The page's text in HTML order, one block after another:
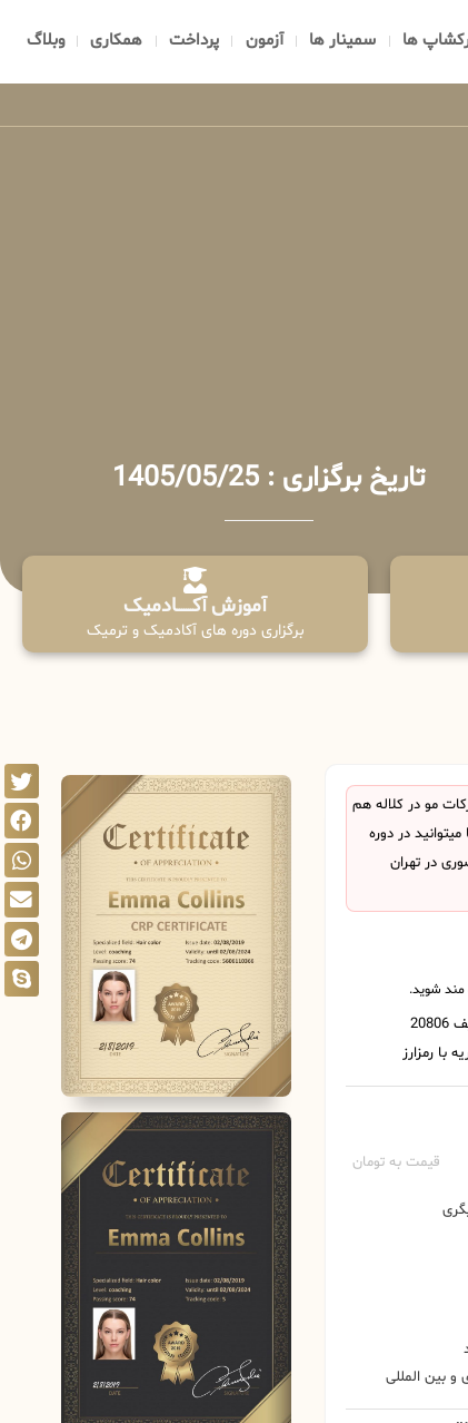
ها سمینار ها آزمون پرداخت همکاری وبلاگ
تاریخ برگزاری : 1405/05/25
آموزش آکـــــــادمیک
برگزاری دوره های آکادمیک و ترمیک
مو در کلاله هم
در دوره
در تهران
قیمت به تومان
و بین المللی